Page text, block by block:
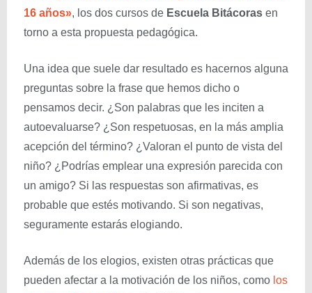
16 años», los dos cursos de Escuela Bitácoras en
torno a esta propuesta pedagógica.
Una idea que suele dar resultado es hacernos alguna
preguntas sobre la frase que hemos dicho o
pensamos decir. ¿Son palabras que les inciten a
autoevaluarse? ¿Son respetuosas, en la más amplia
acepción del término? ¿Valoran el punto de vista del
niño? ¿Podrías emplear una expresión parecida con
un amigo? Si las respuestas son afirmativas, es
probable que estés motivando. Si son negativas,
seguramente estarás elogiando.
Además de los elogios, existen otras prácticas que
pueden afectar a la motivación de los niños, como los